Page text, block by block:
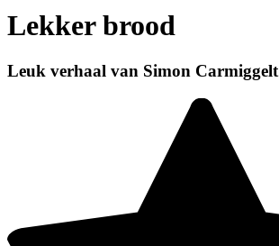
Lekker brood
Leuk verhaal van Simon Carmiggelt